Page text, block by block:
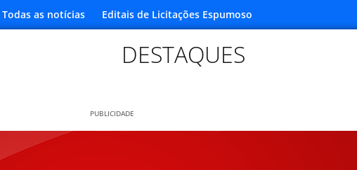
Todas as notícias Editais de Licitações Espumoso
DESTAQUES
PUBLICIDADE